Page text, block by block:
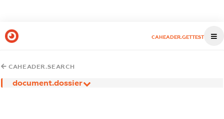
CAHEADER.GETTEST
CAHEADER.SEARCH
document.dossier